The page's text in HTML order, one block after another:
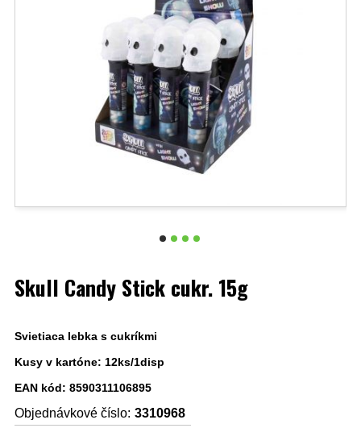
Skull Candy Stick cukr. 15g
Svietiaca lebka s cukríkmi
Kusy v kartóne: 12ks/1disp
EAN kód: 8590311106895
Objednávkové číslo: 3310968